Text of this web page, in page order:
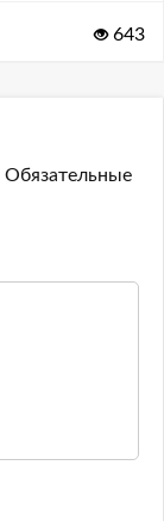
643
Обязательные